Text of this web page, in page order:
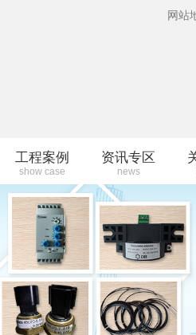
网站
工程案例
show case
资讯专区
news